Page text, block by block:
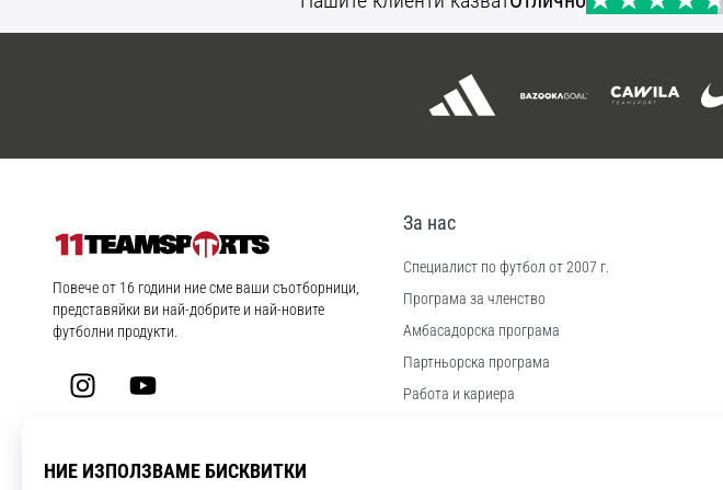
11teamsports.bg
Повече от 16 години ние сме ваши съотборници,
представяйки ви най-добрите и най-новите
футболни продукти.
InstagramYouTube
За нас
Специалист по футбол от 2007 г.
Програма за членство
Aмбасадорска програма
Партньорска програма
Работа и кариера